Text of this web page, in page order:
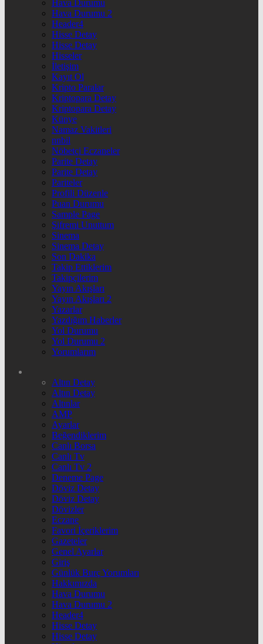
Hava Durumu
Hava Durumu 2
Header4
Hisse Detay
Hisse Detay
Hisseler
İletişim
Kayıt Ol
Kripto Paralar
Kriptopara Detay
Kriptopara Detay
Künye
Namaz Vakitleri
nnbil
Nöbetçi Eczaneler
Parite Detay
Parite Detay
Pariteler
Profili Düzenle
Puan Durumu
Sample Page
Şifremi Unuttum
Sinema
Sinema Detay
Son Dakika
Takip Ettiklerim
Takipçilerim
Yayın Akışları
Yayın Akışları 2
Yazarlar
Yazdığım Haberler
Yol Durumu
Yol Durumu 2
Yorumlarım
Altın Detay
Altın Detay
Altınlar
AMP
Ayarlar
Beğendiklerim
Canlı Borsa
Canlı Tv
Canlı Tv 2
Deneme Page
Döviz Detay
Döviz Detay
Dövizler
Eczane
Favori İçeriklerim
Gazeteler
Genel Ayarlar
Giriş
Günlük Burç Yorumları
Hakkımızda
Hava Durumu
Hava Durumu 2
Header4
Hisse Detay
Hisse Detay